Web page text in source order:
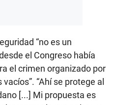
“no es un
el Congreso había
el crimen organizado por
“Ahí se protege al
[...] Mi propuesta es